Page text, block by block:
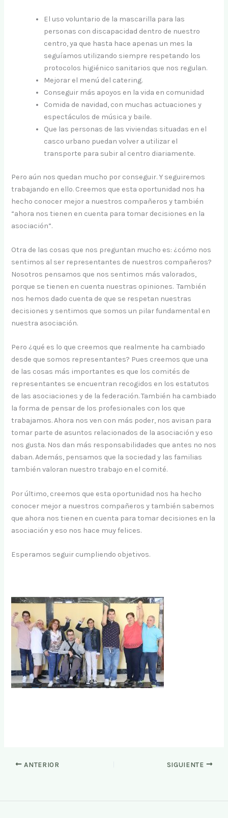
El uso voluntario de la mascarilla para las
personas con discapacidad dentro de nuestro
centro, ya que hasta hace apenas un mes la
seguíamos utilizando siempre respetando los
protocolos higiénico sanitarios que nos regulan.
Mejorar el menú del catering.
Conseguir más apoyos en la vida en comunidad
Comida de navidad, con muchas actuaciones y
espectáculos de música y baile.
Que las personas de las viviendas situadas en el
casco urbano puedan volver a utilizar el
transporte para subir al centro diariamente.
Pero aún nos quedan mucho por conseguir. Y seguiremos
trabajando en ello. Creemos que esta oportunidad nos ha
hecho conocer mejor a nuestros compañeros y también
“ahora nos tienen en cuenta para tomar decisiones en la
asociación”.
Otra de las cosas que nos preguntan mucho es: ¿cómo nos
sentimos al ser representantes de nuestros compañeros?
Nosotros pensamos que nos sentimos más valorados,
porque se tienen en cuenta nuestras opiniones. También
nos hemos dado cuenta de que se respetan nuestras
decisiones y sentimos que somos un pilar fundamental en
nuestra asociación.
Pero ¿qué es lo que creemos que realmente ha cambiado
desde que somos representantes? Pues creemos que una
de las cosas más importantes es que los comités de
representantes se encuentran recogidos en los estatutos
de las asociaciones y de la federación. También ha cambiado
la forma de pensar de los profesionales con los que
trabajamos. Ahora nos ven con más poder, nos avisan para
tomar parte de asuntos relacionados de la asociación y eso
nos gusta. Nos dan más responsabilidades que antes no nos
daban. Además, pensamos que la sociedad y las familias
también valoran nuestro trabajo en el comité.
Por último, creemos que esta oportunidad nos ha hecho
conocer mejor a nuestros compañeros y también sabemos
que ahora nos tienen en cuenta para tomar decisiones en la
asociación y eso nos hace muy felices.
Esperamos seguir cumpliendo objetivos.
ANTERIOR SIGUIENTE